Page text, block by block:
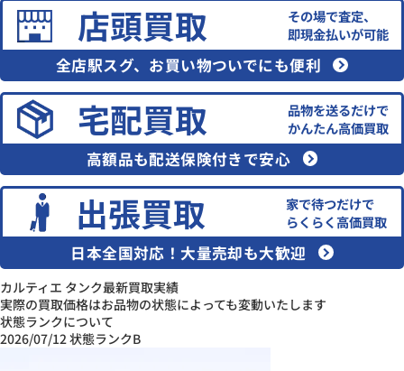
店頭買取
その場で査定、
即現金払いが可能
全店駅スグ、お買い物ついでにも便利
宅配買取
品物を送るだけで
かんたん高価買取
高額品も配送保険付きで安心
出張買取
家で待つだけで
らくらく高価買取
日本全国対応！大量売却も大歓迎
カルティエ タンク最新買取実績
実際の買取価格はお品物の状態によっても変動いたします
状態ランクについて
2026/07/12状態ランクB